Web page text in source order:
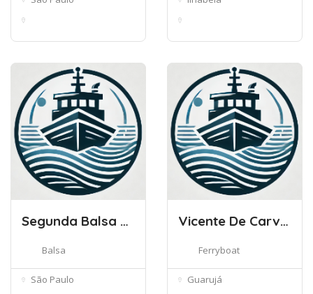
Segunda Balsa do Bororé
Balsa
São Paulo
Vicente De Carvalho’s Ferry Boat
Ferryboat
Guarujá